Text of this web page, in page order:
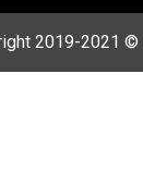
2019-2021 ©